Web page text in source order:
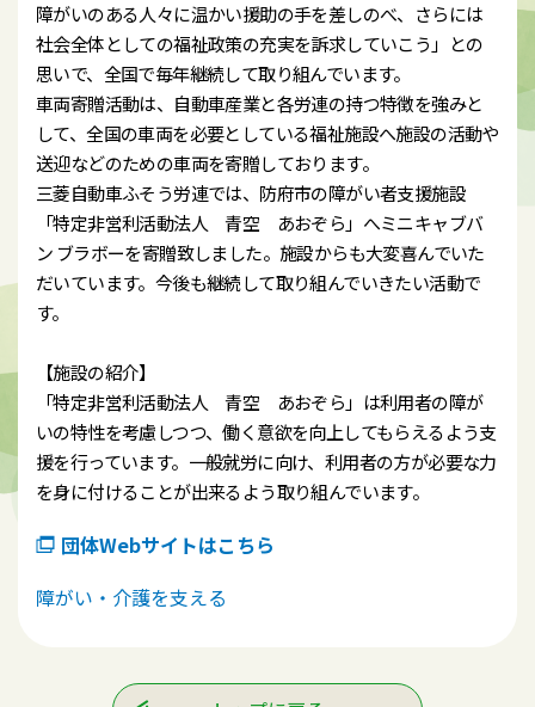
障がいのある人々に温かい援助の手を差しのべ、さらには
社会全体としての福祉政策の充実を訴求していこう」との
思いで、全国で毎年継続して取り組んでいます。
車両寄贈活動は、自動車産業と各労連の持つ特徴を強みと
して、全国の車両を必要としている福祉施設へ施設の活動や
送迎などのための車両を寄贈しております。
三菱自動車ふそう労連では、防府市の障がい者支援施設
「特定非営利活動法人 青空 あおぞら」へミニキャブバ
ン ブラボーを寄贈致しました。施設からも大変喜んでいた
だいています。今後も継続して取り組んでいきたい活動で
す。
【施設の紹介】
「特定非営利活動法人 青空 あおぞら」は利用者の障が
いの特性を考慮しつつ、働く意欲を向上してもらえるよう支
援を行っています。一般就労に向け、利用者の方が必要な力
を身に付けることが出来るよう取り組んでいます。
団体Webサイトはこちら
障がい・介護を支える